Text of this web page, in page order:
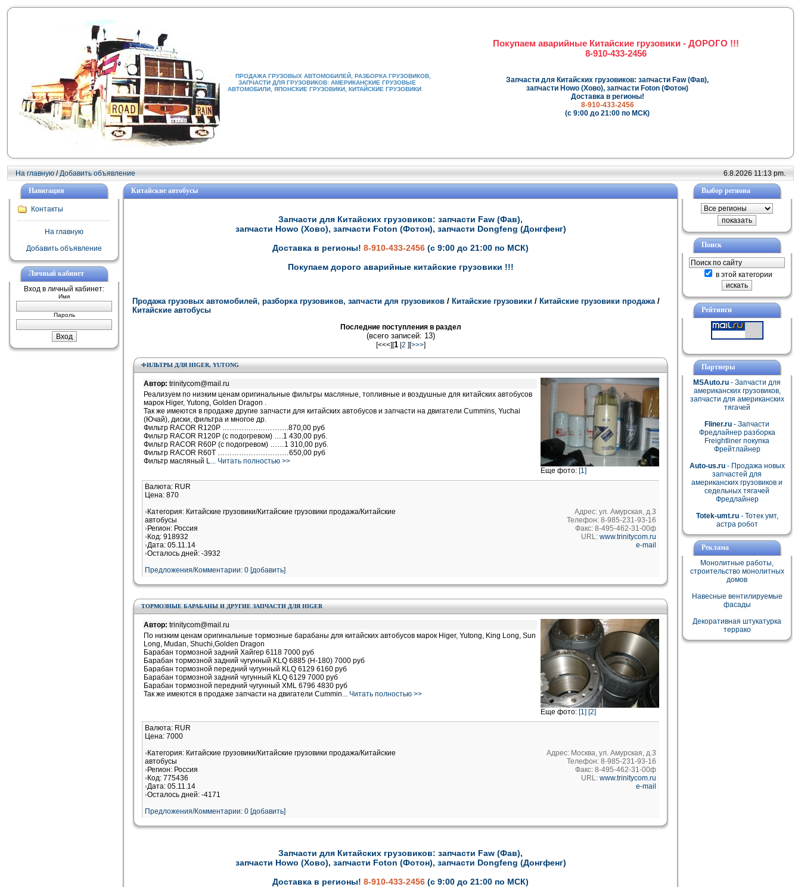
ПРОДАЖА ГРУЗОВЫХ АВТОМОБИЛЕЙ, РАЗБОРКА ГРУЗОВИКОВ,
ЗАПЧАСТИ ДЛЯ ГРУЗОВИКОВ: АМЕРИКАНСКИЕ ГРУЗОВЫЕ
АВТОМОБИЛИ, ЯПОНСКИЕ ГРУЗОВИКИ, КИТАЙСКИЕ ГРУЗОВИКИ
Покупаем аварийные Китайские грузовики - ДОРОГО !!!
8-910-433-2456
Запчасти для Китайских грузовиков: запчасти Faw (Фав),
запчасти Howo (Хово), запчасти Foton (Фотон)
Доставка в регионы!
8-910-433-2456
(с 9:00 до 21:00 по МСК)
На главную /Добавить объявление 6.8.2026 11:13 pm.
Навигация
Контакты
На главную
Добавить объявление
Личный кабинет
Вход в личный кабинет:
Имя
Пароль
Китайские автобусы
Запчасти для Китайских грузовиков: запчасти Faw (Фав),
запчасти Howo (Хово), запчасти Foton (Фотон), запчасти Dongfeng (Донгфенг)
Доставка в регионы! 8-910-433-2456 (с 9:00 до 21:00 по МСК)
Покупаем дорого аварийные китайские грузовики !!!
Продажа грузовых автомобилей, разборка грузовиков, запчасти для грузовиков / Китайские грузовики / Китайские грузовики продажа /
Китайские автобусы
Последние поступления в раздел
(всего записей: 13)
[<<<][1| 2 ][>>>]
ФИЛЬТРЫ ДЛЯ HIGER, YUTONG
Автор: trinitycom@mail.ru
Реализуем по низким ценам оригинальные фильтры масляные, топливные и воздушные для китайских автобусов
марок Higer, Yutong, Golden Dragon .
Так же имеются в продаже другие запчасти для китайских автобусов и запчасти на двигатели Cummins, Yuchai
(Ючай), диски, фильтра и многое др.
Фильтр RACOR R120P ……………………….870,00 руб
Фильтр RACOR R120P (с подогревом) ….1 430,00 руб.
Фильтр RACOR R60P (с подогревом) ……1 310,00 руб.
Фильтр RACOR R60T …………………………650,00 руб
Фильтр масляный L... Читать полностью >>
Еще фото: [1]
Валюта: RUR
Цена: 870
Категория: Китайские грузовики/Китайские грузовики продажа/Китайские
автобусы
Регион: Россия
Код: 918932
Дата: 05.11.14
Осталось дней: -3932
Предложения/Комментарии: 0 [добавить]
Адрес: ул. Амурская, д.3
Телефон: 8-985-231-93-16
Факс: 8-495-462-31-00ф
URL: www.trinitycom.ru
e-mail
ТОРМОЗНЫЕ БАРАБАНЫ И ДРУГИЕ ЗАПЧАСТИ ДЛЯ HIGER
Автор: trinitycom@mail.ru
По низким ценам оригинальные тормозные барабаны для китайских автобусов марок Higer, Yutong, King Long, Sun
Long, Mudan, Shuchi,Golden Dragon
Барабан тормозной задний Хайгер 6118 7000 руб
Барабан тормозной задний чугунный KLQ 6885 (H-180) 7000 руб
Барабан тормозной передний чугунный KLQ 6129 6160 руб
Барабан тормозной задний чугунный KLQ 6129 7000 руб
Барабан тормозной передний чугунный XML 6796 4830 руб
Так же имеются в продаже запчасти на двигатели Cummin... Читать полностью >>
Еще фото: [1] [2]
Валюта: RUR
Цена: 7000
Категория: Китайские грузовики/Китайские грузовики продажа/Китайские
автобусы
Регион: Россия
Код: 775436
Дата: 05.11.14
Осталось дней: -4171
Предложения/Комментарии: 0 [добавить]
Адрес: Москва, ул. Амурская, д.3
Телефон: 8-985-231-93-16
Факс: 8-495-462-31-00ф
URL: www.trinitycom.ru
e-mail
Запчасти для Китайских грузовиков: запчасти Faw (Фав),
запчасти Howo (Хово), запчасти Foton (Фотон), запчасти Dongfeng (Донгфенг)
Доставка в регионы! 8-910-433-2456 (с 9:00 до 21:00 по МСК)
Выбор региона
Поиск
в этой категории
Рейтинги
Партнеры
MSAuto.ru - Запчасти для
американских грузовиков,
запчасти для американских
тягачей
Fliner.ru - Запчасти
Фредлайнер разборка
Freightliner покупка
Фрейтлайнер
Auto-us.ru- Продажа новых
запчастей для
американских грузовиков и
седельных тягачей
Фредлайнер
Totek-umt.ru- Тотек умт,
астра робот
Реклама
Монолитные работы,
строительство монолитных
домов
Навесные вентилируемые
фасады
Декоративная штукатурка
террако